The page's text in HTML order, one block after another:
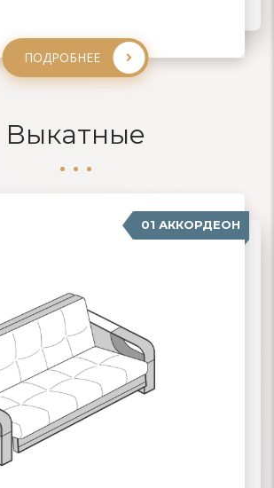
ПОДРОБНЕЕ
Выкатные
01 АККОРДЕОН